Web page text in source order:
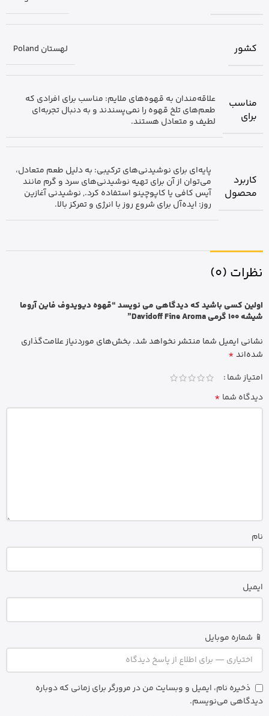
کشور لهستان Poland
مناسب
برای
علاقه‌مندان به قهوه‌های ملایم: مناسب برای افرادی که
طعم‌های تلخ قهوه را نمی‌پسندند و به دنبال تجربه‌ای
لطیف و متعادل هستند.
کاربرد
محصول
پایه‌ای برای نوشیدنی‌های ترکیبی: به دلیل طعم متعادل،
می‌توان از آن برای تهیه نوشیدنی‌های سرد و گرم مانند
آیس کافی یا کاپوچینو استفاده کرد.,نوشیدنی آغازین
روز: ایده‌آل برای شروع روز با انرژی و تمرکز بالا.
نظرات (0)
اولین کسی باشید که دیدگاهی می نویسد “قهوه دیویدوف فاین آروما
شیشه 100 گرمی Davidoff Fine Aroma”
نشانی ایمیل شما منتشر نخواهد شد. بخش‌های موردنیاز علامت‌گذاری
شده‌اند*
امتیاز شما
دیدگاه شما *
نام
ایمیل
📱 شماره موبایل
ذخیره نام، ایمیل و وبسایت من در مرورگر برای زمانی که دوباره
دیدگاهی می‌نویسم.